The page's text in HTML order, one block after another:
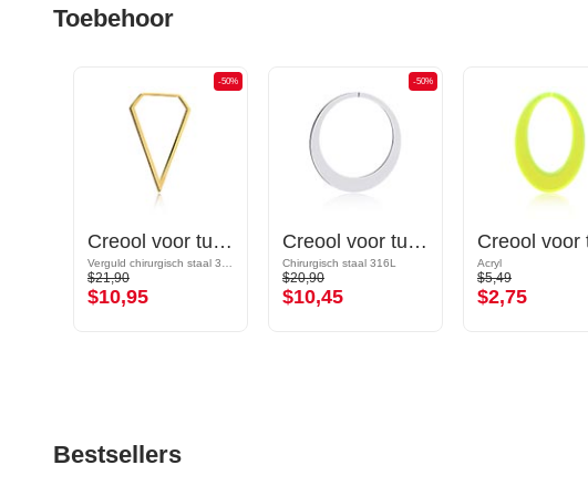
Toebehoor
-50%
Creool voor tunnels (chirurgisch staal, goud, glanzende afwerking)
$21,90
$10,95
-50%
Creool voor tunnels en tubes
Chirurgisch staal 316L
$20,90
$10,45
Acryl
$5,49
$2,75
Bestsellers